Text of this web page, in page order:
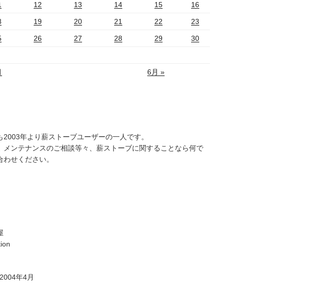
12 13 14 15 16
19 20 21 22 23
26 27 28 29 30
6月 »
2003年より薪ストーブユーザーの一人です。
メンテナンスのご相談等々、薪ストーブに関することなら何で
せください。
年4月